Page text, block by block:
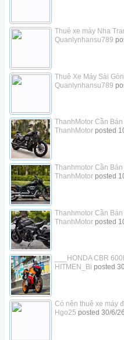
Thuê xe máy Nha
Quanlynhansu789
Thuê Xe Máy Sài
Quanlynhansu789
ThanhMotor Cần
ThanhMotorposted
Thanhmotor Cần
ThanhMotorposted
Thanhmotor Cần
ThanhMotorposted
___HONDA CBR
HITMEN_Bi posted
Có nên thuê xe máy
Hgo25 posted 30/6/26